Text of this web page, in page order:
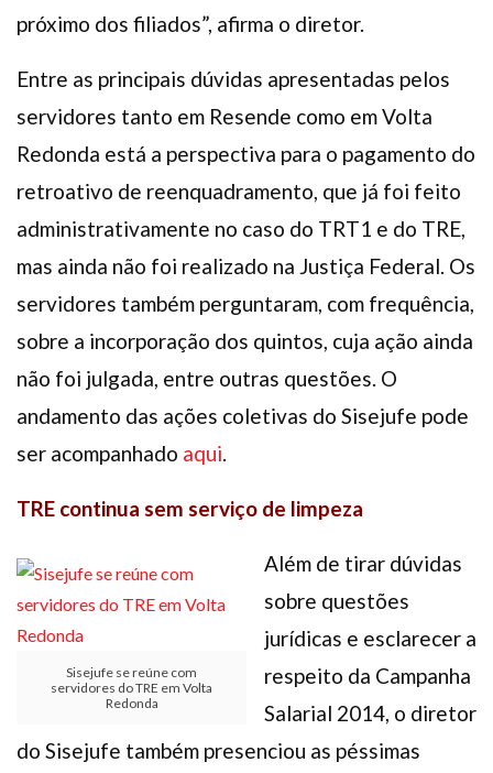
próximo dos filiados”, afirma o diretor.
Entre as principais dúvidas apresentadas pelos
servidores tanto em Resende como em Volta
Redonda está a perspectiva para o pagamento do
retroativo de reenquadramento, que já foi feito
administrativamente no caso do TRT1 e do TRE,
mas ainda não foi realizado na Justiça Federal. Os
servidores também perguntaram, com frequência,
sobre a incorporação dos quintos, cuja ação ainda
não foi julgada, entre outras questões. O
andamento das ações coletivas do Sisejufe pode
ser acompanhado aqui.
TRE continua sem serviço de limpeza
Sisejufe se reúne com
servidores do TRE em Volta
Redonda
Além de tirar dúvidas
sobre questões
jurídicas e esclarecer a
respeito da Campanha
Salarial 2014, o diretor
do Sisejufe também presenciou as péssimas